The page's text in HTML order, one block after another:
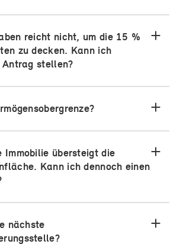
reicht nicht, um die 15 %
zu decken. Kann ich
stellen?
Immobilie übersteigt die
Kann ich dennoch einen
nächste